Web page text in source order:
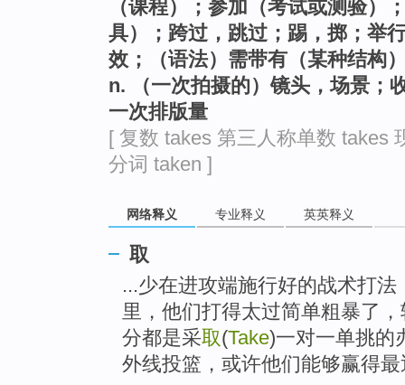
（课程）；参加（考试或测验）
具）；跨过，跳过；踢，掷；举
效；（语法）需带有（某种结构
n. （一次拍摄的）镜头，场景；
一次排版量
[ 复数 takes 第三人称单数 takes
分词 taken ]
网络释义 专业释义 英英释义
取
...少在进攻端施行好的战术打
里，他们打得太过简单粗暴了
分都是采取(Take)一对一单挑的
外线投篮，或许他们能够赢得